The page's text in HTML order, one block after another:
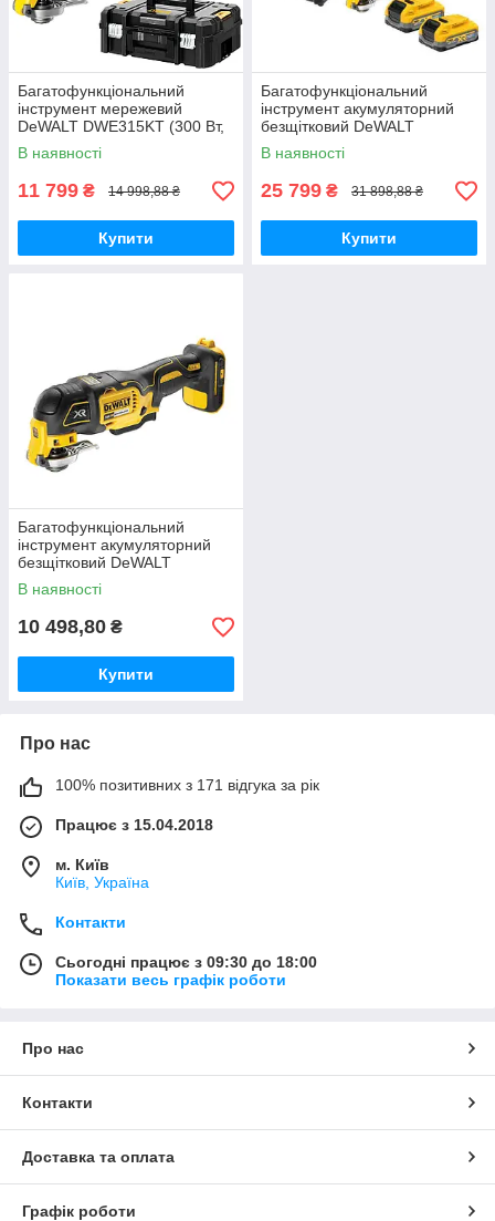
Багатофункціональний
інструмент мережевий
DeWALT DWE315KT (300 Вт,
0 - 22000 кол/хв, 1.5кг)
В наявності
11 799 ₴ 14 998,88 ₴
Купити
Багатофункціональний
інструмент акумуляторний
безщітковий DeWALT
DCS356S2T
В наявності
25 799 ₴ 31 898,88 ₴
Купити
Багатофункціональний
інструмент акумуляторний
безщітковий DeWALT
DCS355N
В наявності
10 498,80 ₴
Купити
Про нас
100% позитивних з 171 відгука за рік
Працює з 15.04.2018
м. Київ
Київ, Україна
Контакти
Сьогодні працює з 09:30 до 18:00
Показати весь графік роботи
Про нас
Контакти
Доставка та оплата
Графік роботи